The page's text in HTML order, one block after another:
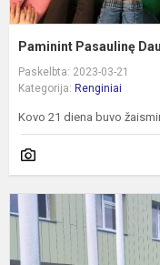
Paminint Pasaulinę
Paskelbta: 2023-03-21
Kategorija: Renginiai
Kovo 21 diena buvo